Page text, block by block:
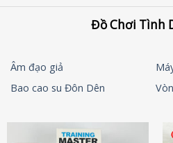
Đồ Chơi Tình
Âm đạo giả
Bao cao su Đôn Dên